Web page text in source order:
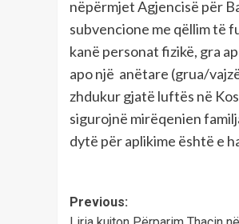
nëpërmjet Agjencisë për
subvencione me qëllim të
kanë personat fizikë, gra
apo një anëtare (grua/
zhdukur gjatë luftës në
sigurojnë mirëqenien
dytë për aplikime është e
Post
Previous: